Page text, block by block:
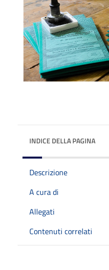
INDICE DELLA PAGINA
Descrizione
A cura di
Allegati
Contenuti correlati